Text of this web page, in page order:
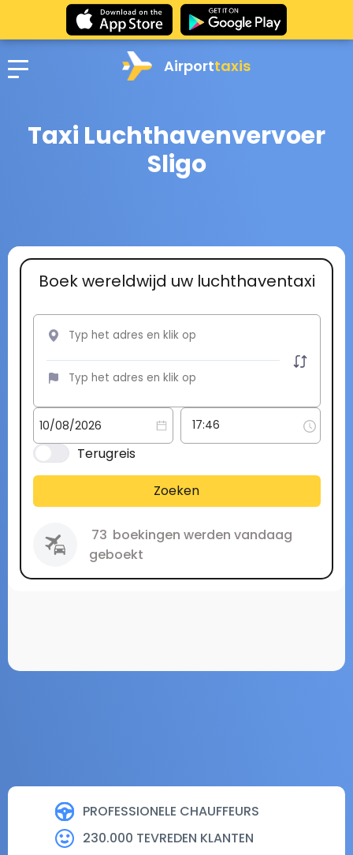
Airporttaxis
Taxi Luchthavenvervoer
Sligo
PROFESSIONELE CHAUFFEURS
230.000 TEVREDEN KLANTEN
Boek wereldwijd uw luchthaventaxi
Terugreis
Zoeken
73 boekingen werden vandaag
geboekt